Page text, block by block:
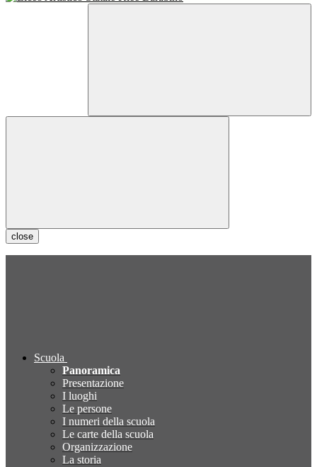
close
Scuola
Panoramica
Presentazione
I luoghi
Le persone
I numeri della scuola
Le carte della scuola
Organizzazione
La storia